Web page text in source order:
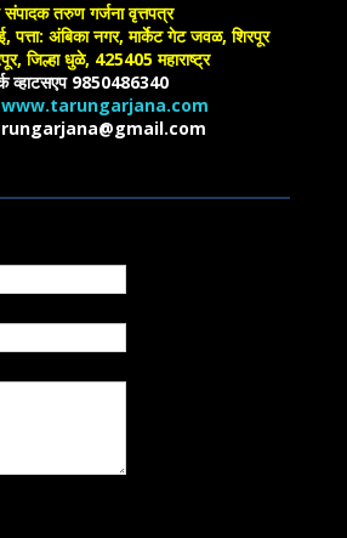
तरुण गर्जना वृत्तपत्र
पत्ता: अंबिका नगर, मार्केट गेट जवळ, शिरपूर
जिल्हा धुळे, 425405 महाराष्ट्र
व्हाटसएप 9850486340
www.tarungarjana.com